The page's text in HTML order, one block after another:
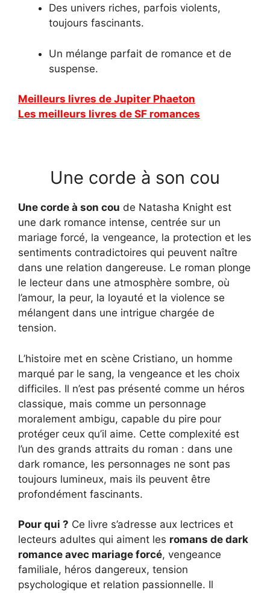
Des univers riches, parfois violents,
toujours fascinants.
Un mélange parfait de romance et de
suspense.
Meilleurs livres de Jupiter Phaeton
Les meilleurs livres de SF romances
Une corde à son cou
Une corde à son cou de Natasha Knight est
une dark romance intense, centrée sur un
mariage forcé, la vengeance, la protection et les
sentiments contradictoires qui peuvent naître
dans une relation dangereuse. Le roman plonge
le lecteur dans une atmosphère sombre, où
l’amour, la peur, la loyauté et la violence se
mélangent dans une intrigue chargée de
tension.
L’histoire met en scène Cristiano, un homme
marqué par le sang, la vengeance et les choix
difficiles. Il n’est pas présenté comme un héros
classique, mais comme un personnage
moralement ambigu, capable du pire pour
protéger ceux qu’il aime. Cette complexité est
l’un des grands attraits du roman : dans une
dark romance, les personnages ne sont pas
toujours lumineux, mais ils peuvent être
profondément fascinants.
Pour qui ? Ce livre s’adresse aux lectrices et
lecteurs adultes qui aiment les romans de dark
romance avec mariage forcé, vengeance
familiale, héros dangereux, tension
psychologique et relation passionnelle. Il